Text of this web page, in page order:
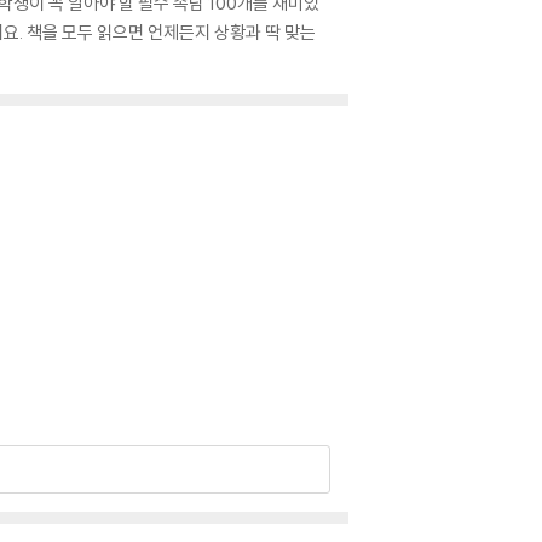
. 책을 모두 읽으면 언제든지 상황과 딱 맞는